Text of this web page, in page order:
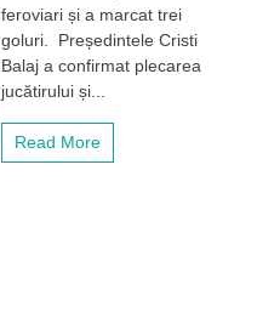
Ajeti.
Care
este
motivul
cum
feroviari și a marcat trei
goluri. Președintele Cristi
Balaj a confirmat plecarea
jucătirului și...
Read More